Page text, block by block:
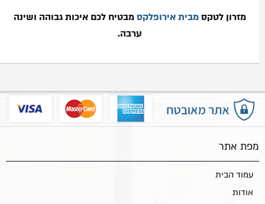
מזרון לטקסמבית אירופלקסמבטיח לכם איכות גבוהה ושינה
ערבה.
מפת אתר
עמוד הבית
אודות